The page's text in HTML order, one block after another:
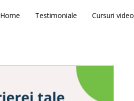
Home Testimoniale Cursuri video